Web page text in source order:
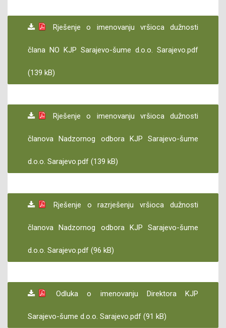
Rješenje o imenovanju vršioca dužnosti
člana NO KJP Sarajevo-šume d.o.o. Sarajevo.pdf
(139 kB)
Rješenje o imenovanju vršioca dužnosti
članova Nadzornog odbora KJP Sarajevo-šume
d.o.o. Sarajevo.pdf (139 kB)
Rješenje o razrješenju vršioca dužnosti
članova Nadzornog odbora KJP Sarajevo-šume
d.o.o. Sarajevo.pdf (96 kB)
Odluka o imenovanju Direktora KJP
Sarajevo-šume d.o.o. Sarajevo.pdf (91 kB)